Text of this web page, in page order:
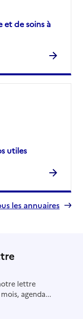
et de soins à
utiles
les annuaires
lettre
agenda...